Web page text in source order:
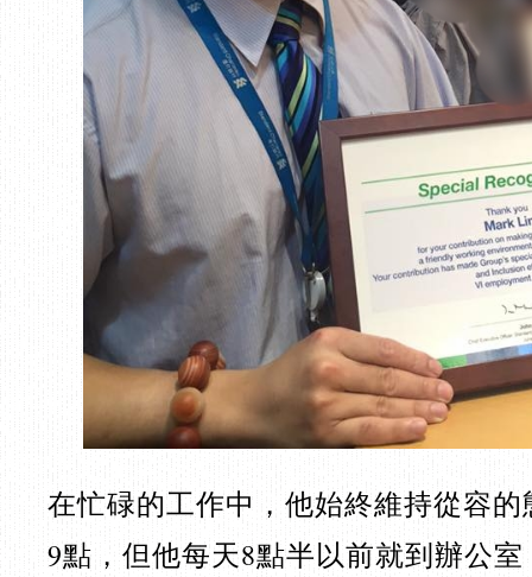
在忙碌的工作中，他始終維持從容
9點，但他每天8點半以前就到辦公